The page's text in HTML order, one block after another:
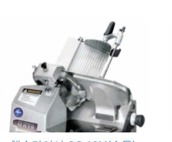
WATANABE 수출 모델 ○ 칼날구동시 HTD벨트
를 사용하여 슬림이 없고 장시간 사용에도 칼축
에 무리가 없이 운전 가능 ○ 0.1mm 단위까지
정밀한 미세조절이 가능 ○ 스테인레스 계열의
특수강으로 된 칼날 채용으로 내구성이 강함
(일본 와타나베 수입칼 채용) ○ 알루미늄 재질
에서 최고급 재질인 7A를 사형주조하여 부식이
없고 식품위생법에 적합 ○ 영하 15°C까지 절단
가능한 강력한 파워 ○ 일본시장 판매에서 안정
된 품질로 업계에서 인정받고 있는 모델 ○ 사용
온도 : -5℃ ~ 0℃ 제품사양 Model...